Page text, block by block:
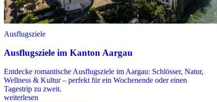
Ausflugsziele
Ausflugsziele im Kanton Aargau
Entdecke romantische Ausflugsziele im Aargau: Schlösser, Natur,
Wellness & Kultur – perfekt für ein Wochenende oder einen
Tagestrip zu zweit.
weiterlesen